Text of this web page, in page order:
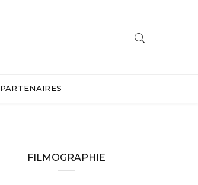
PARTENAIRES
FILMOGRAPHIE